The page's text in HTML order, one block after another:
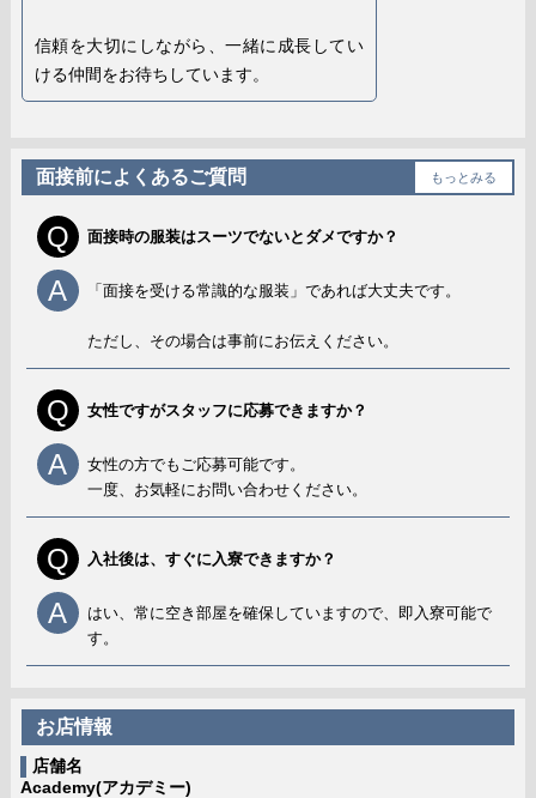
信頼を大切にしながら、一緒に成長してい
ける仲間をお待ちしています。
面接前によくあるご質問 もっとみる
Q 面接時の服装はスーツでないとダメですか？
A 「面接を受ける常識的な服装」であれば大丈夫です。
ただし、その場合は事前にお伝えください。
Q 女性ですがスタッフに応募できますか？
A
女性の方でもご応募可能です。
一度、お気軽にお問い合わせください。
Q 入社後は、すぐに入寮できますか？
A
はい、常に空き部屋を確保していますので、即入寮可能で
す。
お店情報
店舗名
Academy(アカデミー)